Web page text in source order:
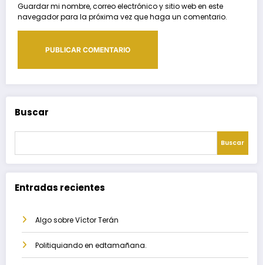
Guardar mi nombre, correo electrónico y sitio web en este
navegador para la próxima vez que haga un comentario.
Buscar
Buscar
Entradas recientes
Algo sobre Víctor Terán
Politiquiando en edtamañana.